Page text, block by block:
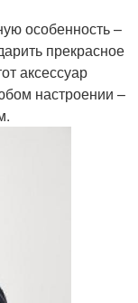
особенность –
прекрасное
аксессуар
настроении –